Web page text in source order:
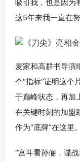
吸引我，也是因为
这5年来我一直在
麦家和高群书导演
个“指标”证明这
于巅峰状态，再加
在关键时刻的加盟
作为“底牌”在这里。
“宫斗看孙俪，谍